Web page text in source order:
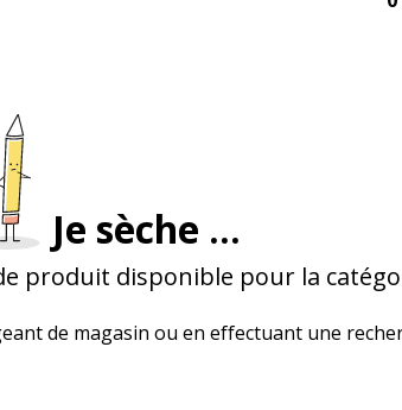
Je sèche ...
produit disponible pour la
de magasin ou en effectuant une